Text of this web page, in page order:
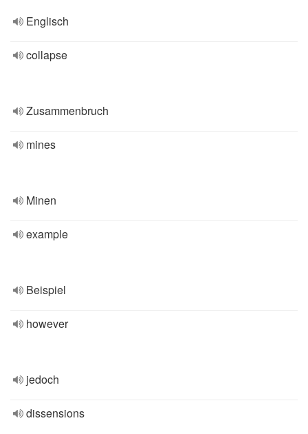
Englisch
collapse
Zusammenbruch
mines
Minen
example
Beispiel
however
jedoch
dissensions